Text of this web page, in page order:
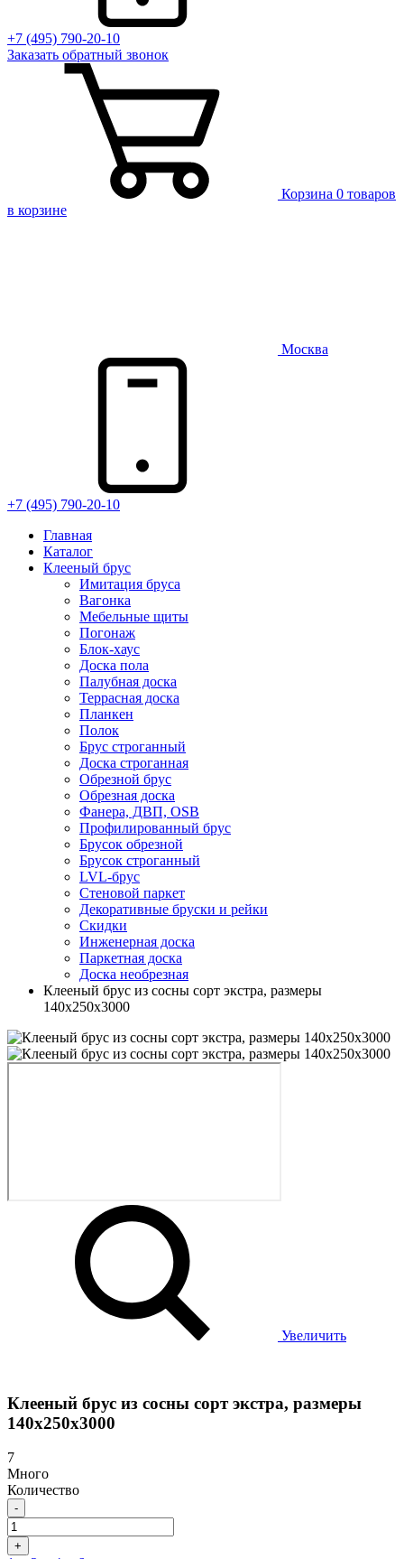
+7 (495) 790-20-10
Заказать обратный звонок
Корзина 0 товаров
в корзине
Москва
+7 (495) 790-20-10
Главная
Каталог
Клееный брус
Имитация бруса
Вагонка
Мебельные щиты
Погонаж
Блок-хаус
Доска пола
Палубная доска
Террасная доска
Планкен
Полок
Брус строганный
Доска строганная
Обрезной брус
Обрезная доска
Фанера, ДВП, OSB
Профилированный брус
Брусок обрезной
Брусок строганный
LVL-брус
Стеновой паркет
Декоративные бруски и рейки
Скидки
Инженерная доска
Паркетная доска
Доска необрезная
Клееный брус из сосны сорт экстра, размеры
140х250х3000
Увеличить
Клееный брус из сосны сорт экстра, размеры
140х250х3000
7
Много
Количество
-
+